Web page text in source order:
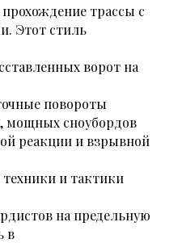
трассы с
Этот стиль
ворот на
повороты
мощных сноубордов
реакции и взрывной
и тактики
на предельную
в